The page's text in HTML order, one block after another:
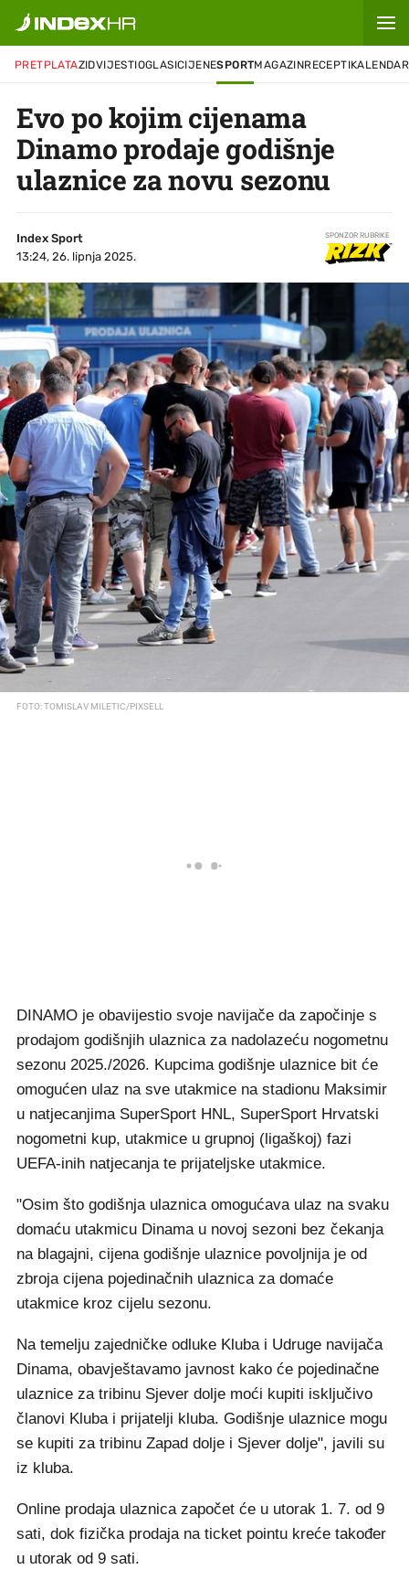
PRETPLATAZIDVIJESTIOGLASICIJENESPORTMAGAZINRECEPTIKALENDAR
Evo po kojim cijenama
Dinamo prodaje godišnje
ulaznice za novu sezonu
Index Sport
13:24, 26. lipnja 2025.
SPONZOR RUBRIKE
FOTO: TOMISLAV MILETIC/PIXSELL
DINAMO je obavijestio svoje navijače da započinje s
prodajom godišnjih ulaznica za nadolazeću nogometnu
sezonu 2025./2026. Kupcima godišnje ulaznice bit će
omogućen ulaz na sve utakmice na stadionu Maksimir
u natjecanjima SuperSport HNL, SuperSport Hrvatski
nogometni kup, utakmice u grupnoj (ligaškoj) fazi
UEFA-inih natjecanja te prijateljske utakmice.
"Osim što godišnja ulaznica omogućava ulaz na svaku
domaću utakmicu Dinama u novoj sezoni bez čekanja
na blagajni, cijena godišnje ulaznice povoljnija je od
zbroja cijena pojedinačnih ulaznica za domaće
utakmice kroz cijelu sezonu.
Na temelju zajedničke odluke Kluba i Udruge navijača
Dinama, obavještavamo javnost kako će pojedinačne
ulaznice za tribinu Sjever dolje moći kupiti isključivo
članovi Kluba i prijatelji kluba. Godišnje ulaznice mogu
se kupiti za tribinu Zapad dolje i Sjever dolje", javili su
iz kluba.
Online prodaja ulaznica započet će u utorak 1. 7. od 9
sati, dok fizička prodaja na ticket pointu kreće također
u utorak od 9 sati.